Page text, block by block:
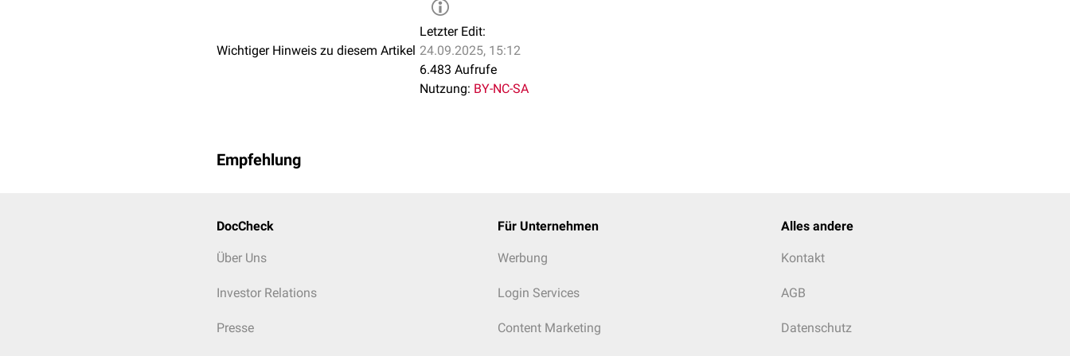
Wichtiger Hinweis zu diesem Artikel
Letzter Edit:
24.09.2025, 15:12
6.483 Aufrufe
Nutzung: BY-NC-SA
Empfehlung
DocCheck
Über Uns
Investor Relations
Presse
Für Unternehmen
Werbung
Login Services
Content Marketing
Alles andere
Kontakt
AGB
Datenschutz